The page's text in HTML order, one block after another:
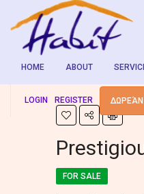
HOME ABOUT
LOGIN REGISTER ΔΩΡΕΆΝ
FOR SALE